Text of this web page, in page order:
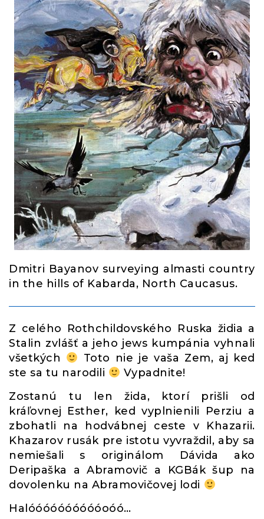
Dmitri Bayanov surveying almasti country
in the hills of Kabarda, North Caucasus.
Z celého Rothchildovského Ruska židia a
Stalin zvlášť a jeho jews kumpánia vyhnali
všetkých
Toto nie je vaša Zem, aj ked
ste sa tu narodili
Vypadnite!
Zostanú tu len žida, ktorí prišli od
kráľovnej Esther, ked vyplnienili Perziu a
zbohatli na hodvábnej ceste v Khazarii.
Khazarov rusák pre istotu vyvraždil, aby sa
nemiešali s originálom Dávida ako
Deripaška a Abramovič a KGBák šup na
dovolenku na Abramovičovej lodi
Halóóóóóóóóóóoóó…